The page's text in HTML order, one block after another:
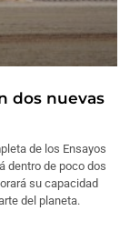
dos nuevas
de los Ensayos
dentro de poco dos
su capacidad
del planeta.